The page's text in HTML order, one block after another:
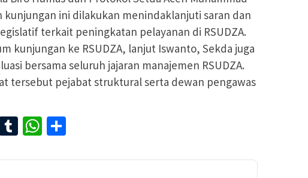
kunjungan ini dilakukan menindaklanjuti saran dan
terkait peningkatan pelayanan di RSUDZA.
kunjungan ke RSUDZA, lanjut Iswanto, Sekda juga
bersama seluruh jajaran manajemen RSUDZA.
tersebut pejabat struktural serta dewan pengawas
TumblrWhatsApp